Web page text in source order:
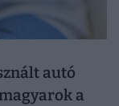
autó
a